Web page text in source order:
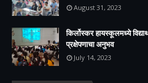
August 31, 2023
किर्लोस्कर हायस्कूलमध्ये
प्रक्षेपणाचा अनुभव
July 14, 2023